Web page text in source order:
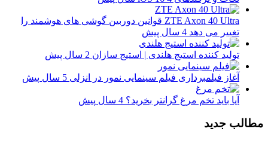
ZTE Axon 40 Ultra قوانین دوربین گوشی های هوشمند را
تغییر می دهد 4 سال پیش
تولید کننده استیج هلندی | استیج سازان 2 سال پیش
آغاز فیلمبرداری فیلم سینمایی نمور در انزلی 5 سال پیش
آیا باید تخم مرغ گرانتر بخرید؟ 4 سال پیش
مطالب جدید